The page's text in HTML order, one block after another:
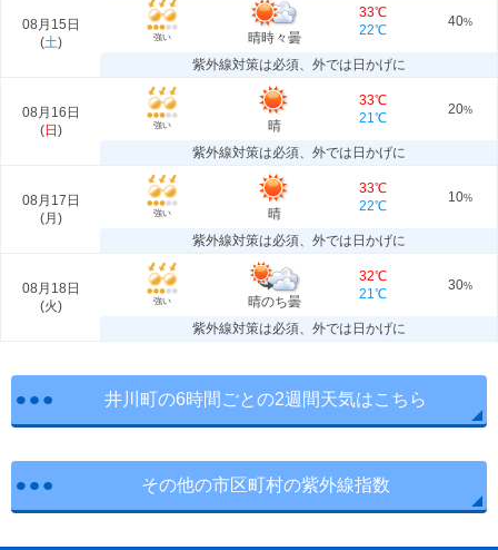
08月15日
(土) 強い 晴時々曇
33℃
22℃
40%
紫外線対策は必須、外では日かげに
08月16日
(日 ) 強い 晴
33℃
21℃
20%
紫外線対策は必須、外では日かげに
08月17日
(月 ) 強い 晴
33℃
22℃
10%
紫外線対策は必須、外では日かげに
08月18日
(火) 強い 晴のち曇
32℃
21℃
30%
紫外線対策は必須、外では日かげに
井川町の6時間ごとの2週間天気はこちら
その他の市区町村の紫外線指数